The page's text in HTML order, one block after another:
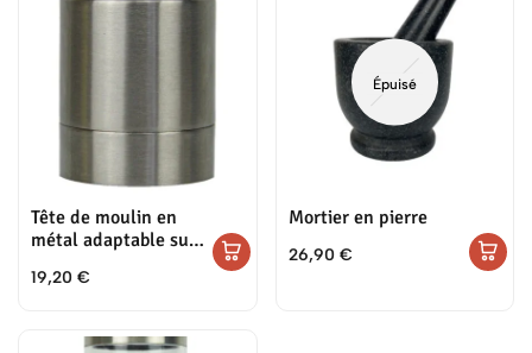
Tête de moulin en
métal adaptable sur
sels
19,20 €
Épuisé
Mortier en pierre
26,90 €